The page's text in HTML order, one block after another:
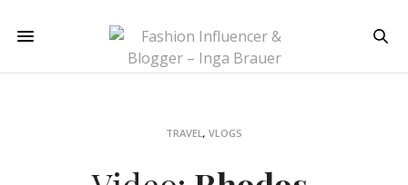
TRAVEL, VLOGS